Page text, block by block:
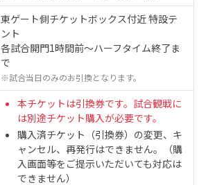
東ゲート側チケットボックス付近 特設テ
ント
各試合開門1時間前～ハーフタイム終了ま
で
※試合当日のみのお引換となります。
本チケットは引換券です。試合観戦に
は別途チケット購入が必要です。
購入済チケット（引換券）の変更、キ
ャンセル、再発行はできません。（購
入画面等をご提示いただいても対応は
できません）